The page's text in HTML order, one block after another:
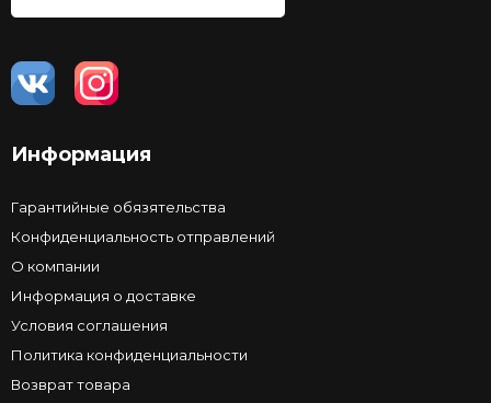
Информация
Гарантийные обязятельства
Конфиденциальность отправлений
О компании
Информация о доставке
Условия соглашения
Политика конфиденциальности
Возврат товара